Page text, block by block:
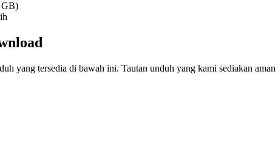
GB)
yang tersedia di bawah ini. Tautan unduh yang kami sediakan